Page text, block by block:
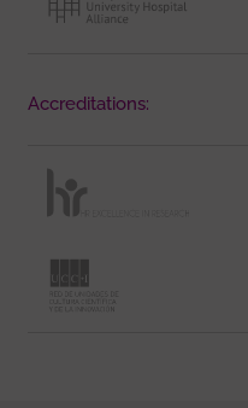
Accreditations: